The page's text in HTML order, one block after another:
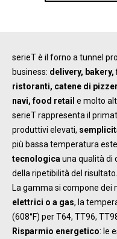
serieT è il forno a tunnel
business: delivery,
ristoranti, catene di
navi, food retail e molto
serieT rappresenta il
produttivi elevati,
più bassa temperatura
tecnologica una qualità di
della ripetibilità del risultato.
La gamma si compone dei
elettrici o a gas, la
(608°F) per T64, TT96,
Risparmio energetico: le